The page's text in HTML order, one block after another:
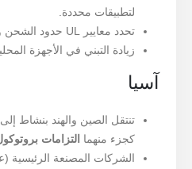
لتطبيقات محددة.
تحدد معايير UL حدود الشحن ومتطلبات تصميم النظام.
زيادة التبني في الأجهزة
آسيا
كجزء منهما التزامات